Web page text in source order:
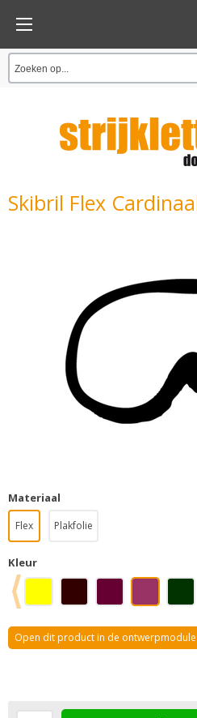
Skibril Flex
Materiaal
Flex Plakfolie
Kleur
Open dit product in de ontwerpmodule